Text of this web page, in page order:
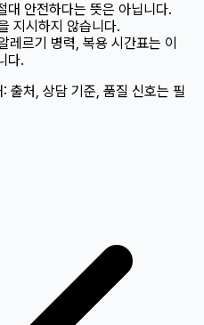
대 안전하다는 뜻은 아닙니다.
지시하지 않습니다.
레르기 병력, 복용 시간표는 이
다.
: 출처, 상담 기준, 품질 신호는 필